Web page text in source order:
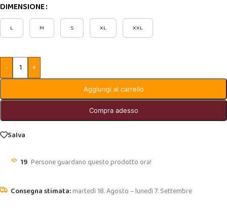
DIMENSIONE
L M S XL XXL
- +
Aggiungi al carrello
Compra adesso
Salva
19 Persone guardano questo prodotto ora!
martedì 18. Agosto – lunedì 7. Settembre